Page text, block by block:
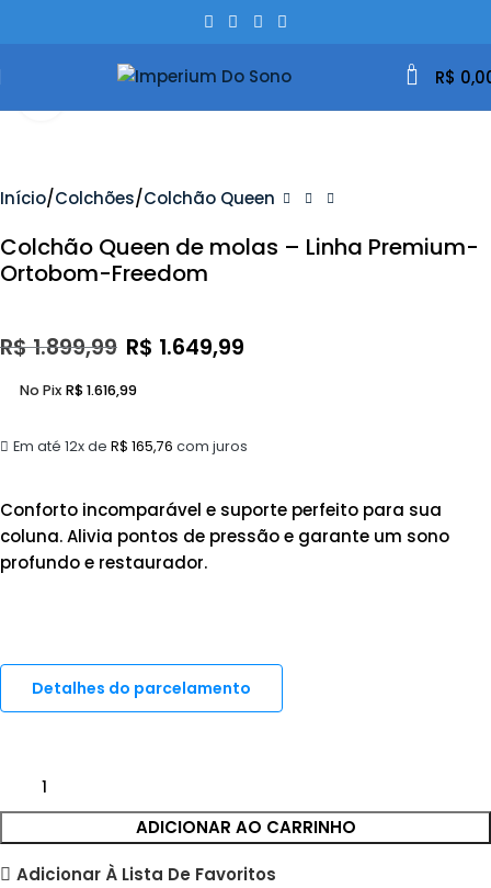
0 R$
Início Colchões Colchão Queen
Colchão Queen de molas – Linha Premium-
Ortobom-Freedom
R$1.899,99 R$ 1.649,99
Em até 12x de R$ 165,76 com juros
No Pix R$1.616,99
Conforto incomparável e suporte perfeito para sua
coluna. Alivia pontos de pressão e garante um sono
profundo e restaurador.
Detalhes do parcelamento
ADICIONAR AO CARRINHO
Adicionar À Lista De Favoritos